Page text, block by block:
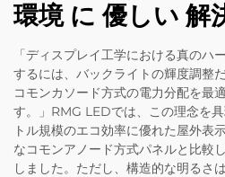
環境 に 優しい 解
「ディスプレイ工学における真のハ
するには、バックライトの輝度調整
コモンカソード方式の電力分配を最
す。」RMG LEDでは、この理念を
トル規模のエコ効率に優れた屋外表
なコモンアノード方式パネルと比較
しました。ただし、構造的な明るさ